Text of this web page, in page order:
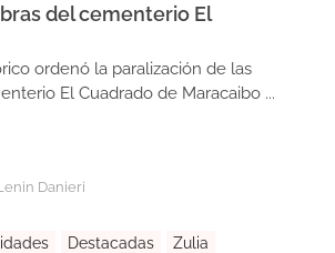
del cementerio El
ordenó la paralización de las
El Cuadrado de Maracaibo ...
Danieri
Destacadas Zulia